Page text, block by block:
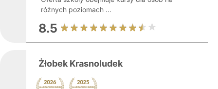
różnych poziomach ...
8.5
Żłobek Krasnoludek